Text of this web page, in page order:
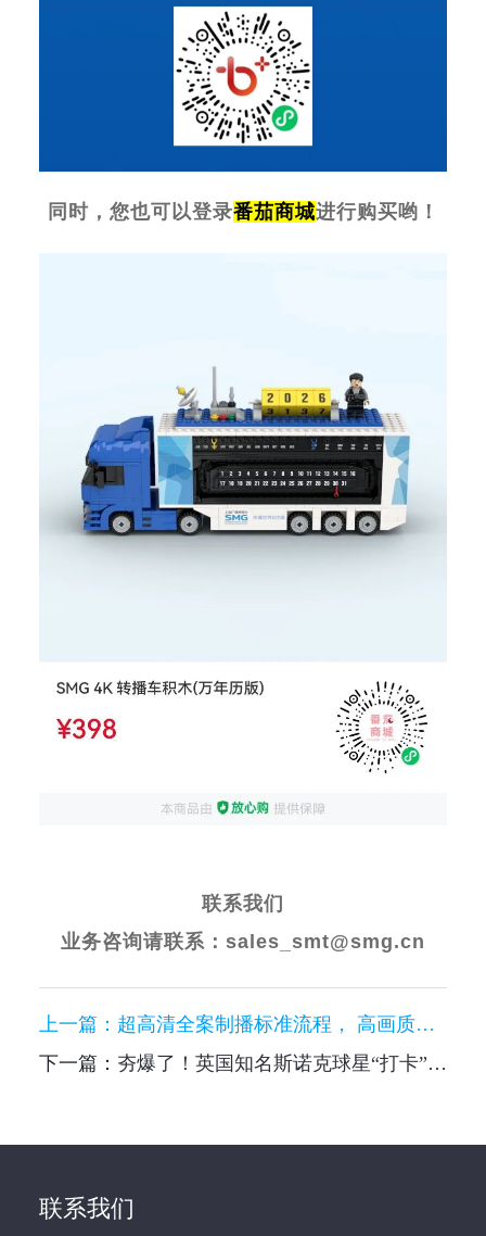
同时，您也可以登录番茄商城进行购买哟！
联系我们
业务咨询请联系： sales_smt@smg.cn
上一篇： 超高清全案制播标准流程， 高画质全景呈现上海影视双节
下一篇： 夯爆了！英国知名斯诺克球星“打卡”SMT文创展台， 还抽了个扭蛋！
联系我们